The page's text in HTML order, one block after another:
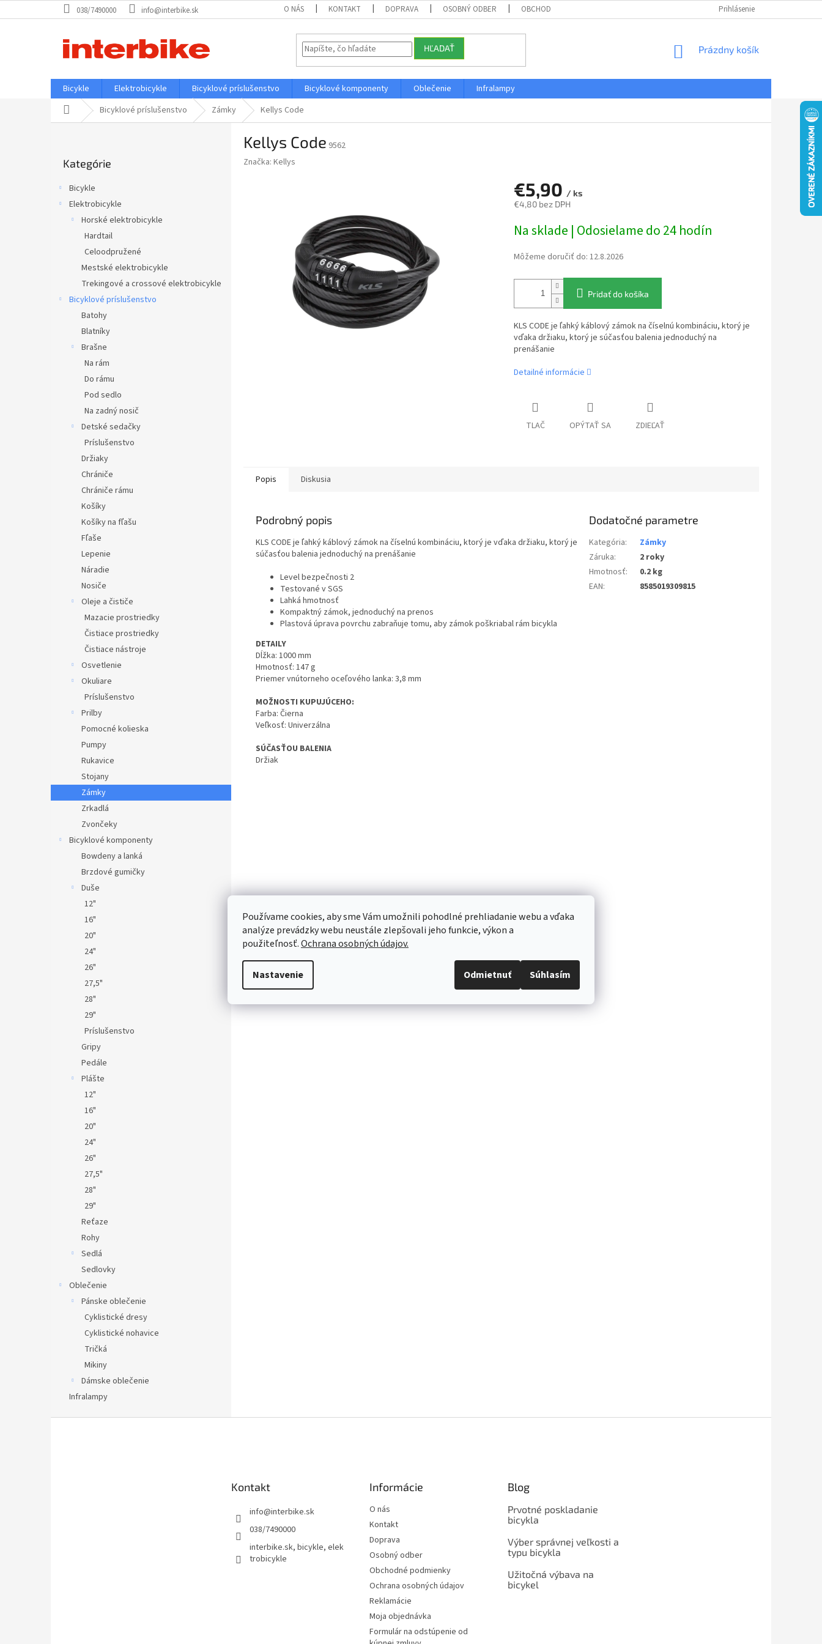
Používame cookies, aby sme Vám umožnili pohodlné prehliadanie webu a vďaka
analýze prevádzky webu neustále zlepšovali jeho funkcie, výkon a
použiteľnosť.Ochrana osobných údajov.
Nastavenie Odmietnuť Súhlasím
na
038/7490000 info@interbike.sk O NÁS KONTAKT DOPRAVA OSOBNÝ ODBER OBCHODNÉ PODMIENKY OCHRANA OSOBNÝCH ÚDAJOV REKLAMÁCIE
Prihlásenie
HĽADAŤ
NÁKUPNÝ
Prázdny košík
Bicykle Elektrobicykle Bicyklové príslušenstvo Bicyklové komponenty Oblečenie
Infralampy
DomovBicyklové príslušenstvo Zámky Kellys Code
kategórie
Kategórie
Bicykle
Elektrobicykle
Horské elektrobicykle
Hardtail
Celoodpružené
Mestské elektrobicykle
Trekingové a crossové elektrobicykle
Bicyklové príslušenstvo
Batohy
Blatníky
Brašne
Na rám
Do rámu
Pod sedlo
Na zadný nosič
Detské sedačky
Príslušenstvo
Držiaky
Chrániče
Chrániče rámu
Košíky
Košíky na fľašu
Fľaše
Lepenie
Náradie
Nosiče
Oleje a čističe
Mazacie prostriedky
Čistiace prostriedky
Čistiace nástroje
Osvetlenie
Okuliare
Príslušenstvo
Prilby
Pomocné kolieska
Pumpy
Rukavice
Stojany
Zámky
Zrkadlá
Zvončeky
Bicyklové komponenty
Bowdeny a lanká
Brzdové gumičky
Duše
12"
16"
20"
24"
26"
27,5"
28"
29"
Príslušenstvo
Gripy
Pedále
Plášte
12"
16"
20"
24"
26"
27,5"
28"
29"
Reťaze
Rohy
Sedlá
Sedlovky
Oblečenie
Pánske oblečenie
Cyklistické dresy
Cyklistické nohavice
Tričká
Mikiny
Dámske oblečenie
Infralampy
Kellys Code 9562
Značka: Kellys
€5,90 / ks
€4,80 bez DPH
cena:
Na sklade | Odosielame do 24 hodín
Môžeme doručiť do: 12.8.2026
Pridať do košíka
KLS CODE je ľahký káblový zámok na číselnú kombináciu, ktorý je
vďaka držiaku, ktorý je súčasťou balenia jednoduchý na
prenášanie
Detailné informácie
TLAČ OPÝTAŤ SA ZDIEĽAŤ
Popis Diskusia
Podrobný popis
KLS CODE je ľahký káblový zámok na číselnú kombináciu, ktorý je vďaka držiaku, ktorý je
súčasťou balenia jednoduchý na prenášanie
Level bezpečnosti 2
Testované v SGS
Lahká hmotnosť
Kompaktný zámok, jednoduchý na prenos
Plastová úprava povrchu zabraňuje tomu, aby zámok poškriabal rám bicykla
DETAILY
Dĺžka: 1000 mm
Hmotnosť: 147 g
Priemer vnútorneho oceľového lanka: 3,8 mm
MOŽNOSTI KUPUJÚCEHO:
Farba: Čierna
Veľkosť: Univerzálna
SÚČASŤOU BALENIA
Držiak
Dodatočné parametre
Kategória:
Zámky
Záruka:
2 roky
Hmotnosť:
0.2 kg
EAN: 8585019309815
Kontakt
info@interbike.sk
038/7490000
interbike.sk, bicykle, elek
trobicykle
Informácie
O nás
Kontakt
Doprava
Osobný odber
Obchodné podmienky
Ochrana osobných údajov
Reklamácie
Moja objednávka
Formulár na odstúpenie od
Blog
Prvotné poskladanie
bicykla
Výber správnej veľkosti a
typu bicykla
Užitočná výbava na
bicykel